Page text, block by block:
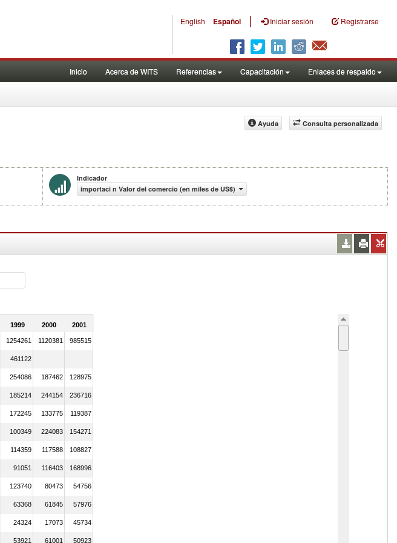
English Español | Iniciar sesión Registrarse
Inicio Acerca de WITS Referencias Capacitación Enlaces de respaldo
Consulta personalizada
Ayuda
Indicador
importaci n Valor del comercio (en miles de US$)
1999 2000 2001
1254261 1120381 985515
461122
254086 187462 128975
185214 244154 236716
172245 133775 119387
100349 224083 154271
114359 117588 108827
91051 116403 168996
123740 80473 54756
63368 61845 57976
24324 17073 45734
53921 61001 50923